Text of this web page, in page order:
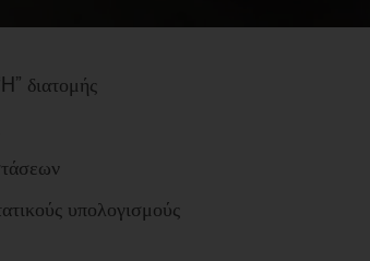
διατομής
υπολογισμούς